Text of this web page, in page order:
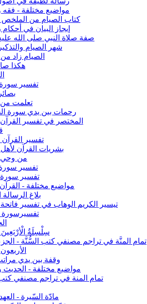
مواضيع مختلفة - فقه
كتاب الصيام من الملخص
إيجاز البيان في
صفة صلاة النبي صلى الله
شهر الصيام
الصيام زاد
هكذا
تفسير
تعلمت من
رحمات بين يدي سورة
المختصر في تفسير القرآن
تفسير القرآن
بشريات القرآن لأهل
من وحي
تفسير
تفسير
مواضيع مختلفة -
بلاغ الرسالة
تيسير الكريم الوهاب في تفسير فاتحة
تفسيرسورة
سِلْسِلَةُ الْأرْبَعِينَ
تمام المنَّة في تراجم مصنفي كتب السُّنَّة - الجزء
وقفة بين يدي
مواضيع مختلفة - الحديث
تمام المنة في تراجم مصنفي
مادّة السّيرة -